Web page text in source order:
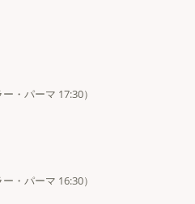
・パーマ 17:30）
・パーマ 16:30）